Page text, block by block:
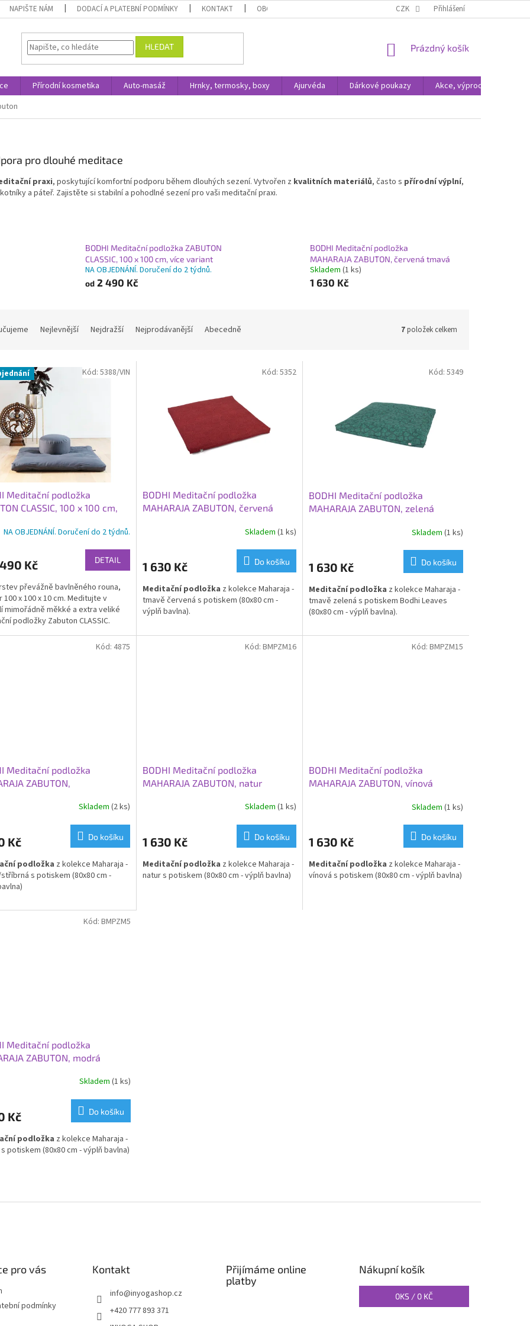
NAPIŠTE NÁM DODACÍ A PLATEBNÍ PODMÍNKY KONTAKT OBCHODNÍ PODMÍNKY ODSTOUPENÍ OD SMLOUVY OCHRANA
CZK Přihlášení
HLEDAT
NÁKUPNÍ
Prázdný košík
Přírodní kosmetika Auto-masáž Hrnky, termosky, boxy Ajurvéda Dárkové poukazy
Akce, výprodej
pro dlouhé meditace
praxi, poskytující komfortní podporu během dlouhých sezení. Vytvořen z kvalitních materiálů, často s přírodní výplní,
a páteř. Zajistěte si stabilní a pohodlné sezení pro vaši meditační praxi.
BODHI Meditační podložka ZABUTON
CLASSIC, 100 x 100 cm, více variant
NA OBJEDNÁNÍ. Doručení do 2 týdnů.
od 2 490 Kč
BODHI Meditační podložka
MAHARAJA ZABUTON, červená tmavá
Skladem (1 ks)
1 630 Kč
Nejlevnější Nejdražší Nejprodávanější Abecedně 7položek celkem
Meditační podložka
CLASSIC, 100 x 100 cm,
NA OBJEDNÁNÍ. Doručení do 2 týdnů.
Kč DETAIL
převážně bavlněného rouna,
100 x 100 x 10 cm. Meditujte v
mimořádně měkké a extra veliké
podložky Zabuton CLASSIC.
Kód: 5388/VIN
BODHI Meditační podložka
MAHARAJA ZABUTON, červená
Skladem (1 ks)
1 630 Kč Do košíku
Meditační podložka z kolekce Maharaja -
tmavě červená s potiskem (80x80 cm -
výplň bavlna).
Kód: 5352
BODHI Meditační podložka
MAHARAJA ZABUTON, zelená
Skladem (1 ks)
1 630 Kč Do košíku
Meditační podložka z kolekce Maharaja -
tmavě zelená s potiskem Bodhi Leaves
(80x80 cm - výplň bavlna).
Kód: 5349
Meditační podložka
ZABUTON,
Skladem (2 ks)
Kč Do košíku
podložka z kolekce Maharaja -
s potiskem (80x80 cm -
Kód: 4875
BODHI Meditační podložka
MAHARAJA ZABUTON, natur
Skladem (1 ks)
1 630 Kč Do košíku
Meditační podložka z kolekce Maharaja -
natur s potiskem (80x80 cm - výplň bavlna)
Kód: BMPZM16
BODHI Meditační podložka
MAHARAJA ZABUTON, vínová
Skladem (1 ks)
1 630 Kč Do košíku
Meditační podložka z kolekce Maharaja -
vínová s potiskem (80x80 cm - výplň bavlna)
Kód: BMPZM15
Meditační podložka
ZABUTON, modrá
Skladem (1 ks)
Kč Do košíku
podložka z kolekce Maharaja -
potiskem (80x80 cm - výplň bavlna)
Kód: BMPZM5
v
pro vás
podmínky
Kontakt
info@inyogashop.cz
+420 777 893 371
Přijímáme online
platby
Nákupní košík
0KS / 0 KČ